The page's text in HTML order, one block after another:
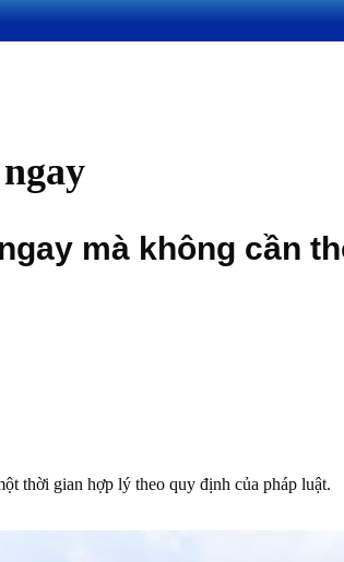
mà không cần
gian hợp lý theo quy định của pháp luật.